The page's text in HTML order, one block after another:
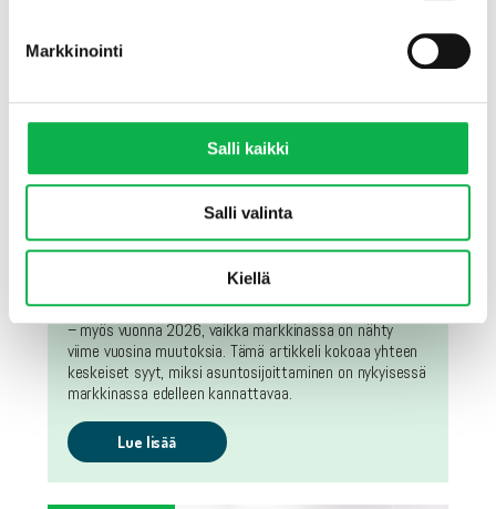
Markkinointi
Salli kaikki
Salli valinta
Kiellä
Asuntosijoittaminen vuonna 2026
Asuntosijoittaminen on yksi vakaimmista tavoista
rakentaa varallisuutta ja saada passiivista kassavirtaa
– myös vuonna 2026, vaikka markkinassa on nähty
viime vuosina muutoksia. Tämä artikkeli kokoaa yhteen
keskeiset syyt, miksi asuntosijoittaminen on nykyisessä
markkinassa edelleen kannattavaa.
Lue lisää